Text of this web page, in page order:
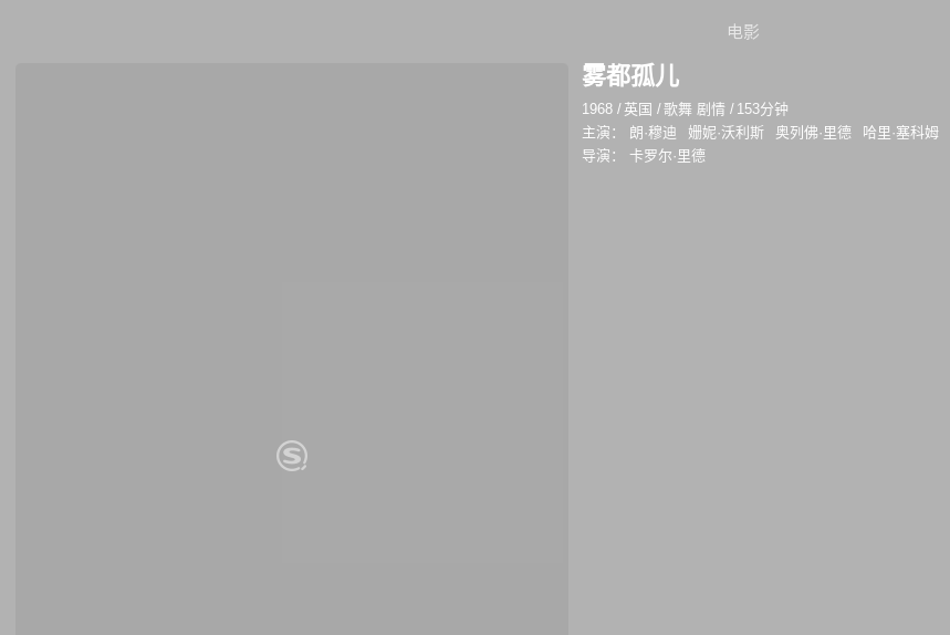
电影
雾都孤儿
1968 / 英国 /歌舞 剧情 / 153分钟
主演：
朗·穆迪 姗妮·沃利斯 奥列佛·里德 哈里·塞科姆
导演：
卡罗尔·里德